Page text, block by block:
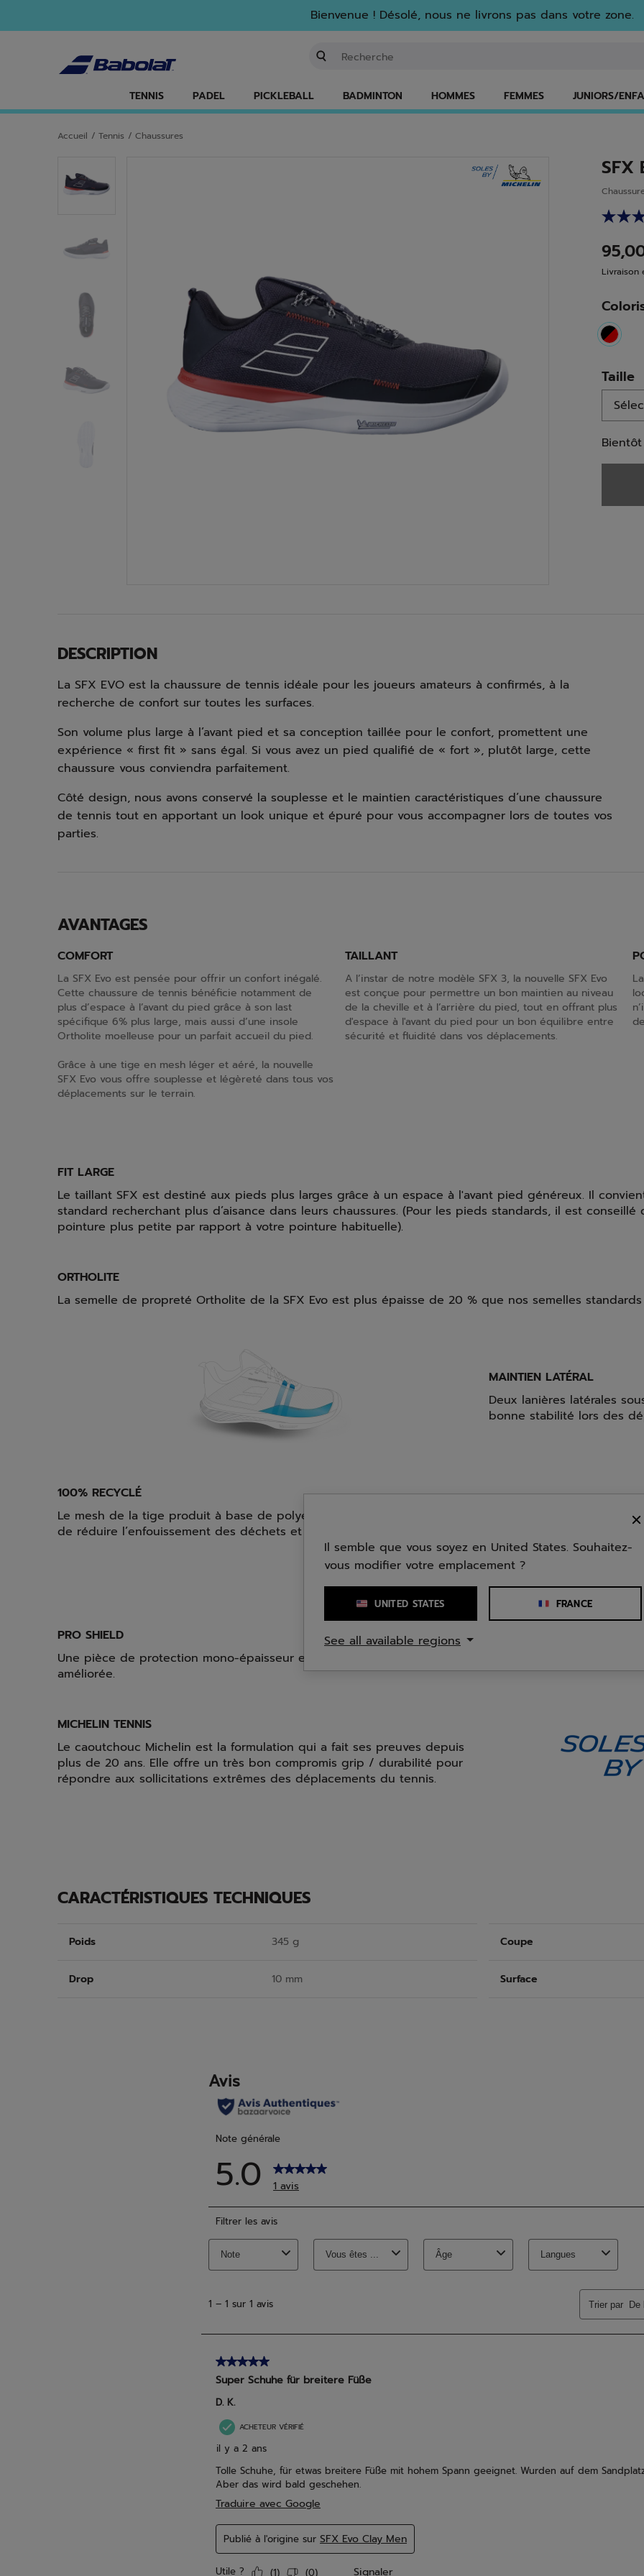
Bienvenue ! Désolé, nous ne livrons pas dans votre zone.
TENNIS PADEL PICKLEBALL BADMINTON HOMMES FEMMES JUNIORS/
Accueil / Tennis / Chaussures
SFX
Livraison
Taille
DESCRIPTION
La SFX EVO est la chaussure de tennis idéale pour les joueurs amateurs à confirmés, à la
recherche de confort sur toutes les surfaces.
Son volume plus large à l’avant pied et sa conception taillée pour le confort, promettent une
expérience « first fit » sans égal. Si vous avez un pied qualifié de « fort », plutôt large, cette
chaussure vous conviendra parfaitement.
Côté design, nous avons conservé la souplesse et le maintien caractéristiques d’une chaussure
de tennis tout en apportant un look unique et épuré pour vous accompagner lors de toutes vos
parties.
AVANTAGES
COMFORT
La SFX Evo est pensée pour offrir un confort inégalé.
Cette chaussure de tennis bénéficie notamment de
plus d’espace à l’avant du pied grâce à son last
spécifique 6% plus large, mais aussi d’une insole
Ortholite moelleuse pour un parfait accueil du pied.
Grâce à une tige en mesh léger et aéré, la nouvelle
SFX Evo vous offre souplesse et légèreté dans tous vos
déplacements sur le terrain.
TAILLANT
A l’instar de notre modèle SFX 3, la nouvelle SFX Evo
est conçue pour permettre un bon maintien au niveau
de la cheville et à l’arrière du pied, tout en offrant plus
d'espace à l'avant du pied pour un bon équilibre entre
sécurité et fluidité dans vos déplacements.
FIT LARGE
Le taillant SFX est destiné aux pieds plus larges grâce à un espace à l'avant pied généreux. Il
standard recherchant plus d’aisance dans leurs chaussures. (Pour les pieds standards, il est
pointure plus petite par rapport à votre pointure habituelle).
ORTHOLITE
La semelle de propreté Ortholite de la SFX Evo est plus épaisse de 20 % que nos semelles
MAINTIEN LATÉRAL
Deux lanières latérales
bonne stabilité lors des
100% RECYCLÉ
Le mesh de la tige produit à base de polyester 100% recyclé qui permet
de réduire l’enfouissement des déchets et notre emprunte carbone.
PRO SHIELD
Une pièce de protection mono-épaisseur en caoutchouc résistant recouvrant l'avant interne du
améliorée.
MICHELIN TENNIS
Le caoutchouc Michelin est la formulation qui a fait ses preuves depuis
plus de 20 ans. Elle offre un très bon compromis grip / durabilité pour
répondre aux sollicitations extrêmes des déplacements du tennis.
CARACTÉRISTIQUES TECHNIQUES
Poids 345 g Coupe
Drop 10 mm Surface
Il semble que vous soyez en United States. Souhaitez-
vous modifier votre emplacement ?
UNITED STATES FRANCE
See all available regions